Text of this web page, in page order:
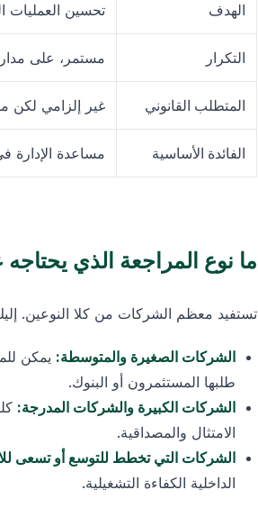
الهدف تحسين العمليات
التكرار مستمر، على مدار
المتطلب القانوني غير إلزامي لكن
الفائدة الأساسية مساعدة الإدارة
ما نوع المراجعة الذي
تستفيد معظم الشركات من كلا النوعين.
الشركات الصغيرة والمتوسطة: يمكن
طلبها المستثمرون أو البنوك.
الشركات الكبيرة والشركات المدرجة:
الامتثال والمصداقية.
الشركات التي تخطط للتوسع أو تسعى
الداخلية الكفاءة التشغيلية.